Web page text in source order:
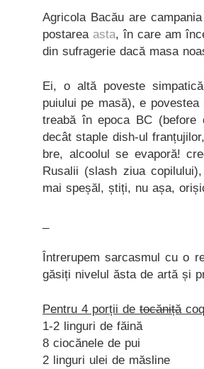
Agricola Bacău are
postarea asta, în care am
din sufragerie dacă masa
Ei, o altă poveste
puiului pe masă), e
treabă în epoca BC
decât staple dish-ul
bre, alcoolul se evaporă!
Rusalii (slash ziua
mai speșăl, știți, nu așa,
Întrerupem sarcasmul cu o
găsiți nivelul ăsta de artă și
Pentru 4 porții de tocăniță
1-2 linguri de făină
8 ciocănele de pui
2 linguri ulei de măsline